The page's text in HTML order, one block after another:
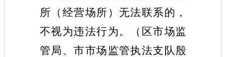
所（经营场所）无法联系的，
不视为违法行为。（区市场监
管局、市市场监管执法支队殷